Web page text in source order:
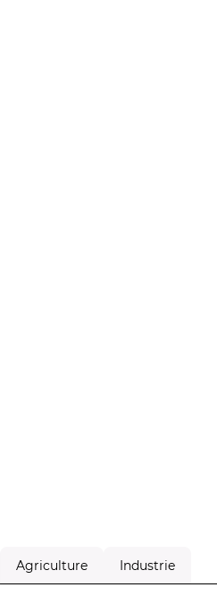
Agriculture Industrie